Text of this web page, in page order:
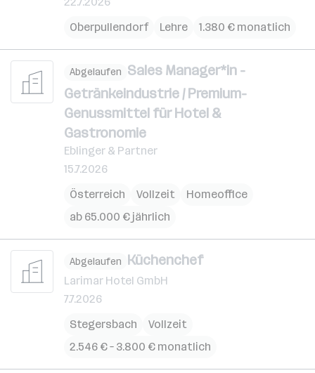
Oberpullendorf
Lehre 1.380 € monatlich
Abgelaufen Sales Manager*in -
Getränkeindustrie / Premium-
Genussmittel für Hotel &
Gastronomie
Eblinger & Partner
15.7.2026
Österreich
Vollzeit
Homeoffice
ab 65.000 € jährlich
Abgelaufen Küchenchef
Larimar Hotel GmbH
7.7.2026
Stegersbach
Vollzeit
2.546 € – 3.800 € monatlich